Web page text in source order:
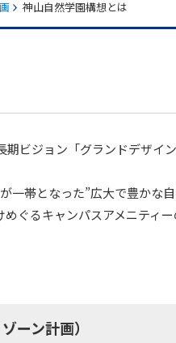
神山自然学園構想とは
ビジョン「グランドデザイ
一帯となった”広大で豊かな
ぐるキャンパスアメニティ
ーン計画）